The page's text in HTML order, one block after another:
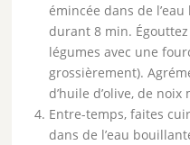
émincée dans de
durant 8 min.
légumes avec une
grossièrement).
d’huile d’olive, de
Entre-temps, faites
dans de l’eau